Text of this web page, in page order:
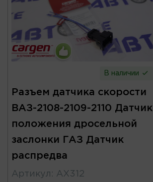
В наличии
Разъем датчика скорости
ВАЗ-2108-2109-2110 Датчик
положения дросельной
заслонки ГАЗ Датчик
распредва
Артикул : AX312